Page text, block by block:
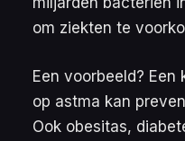
om ziekten te
Een voorbeeld?
op astma kan
Ook obesitas,